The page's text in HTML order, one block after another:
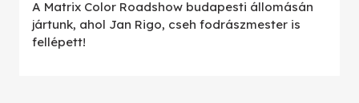
A Matrix Color Roadshow budapesti állomásán
jártunk, ahol Jan Rigo, cseh fodrászmester is
fellépett!